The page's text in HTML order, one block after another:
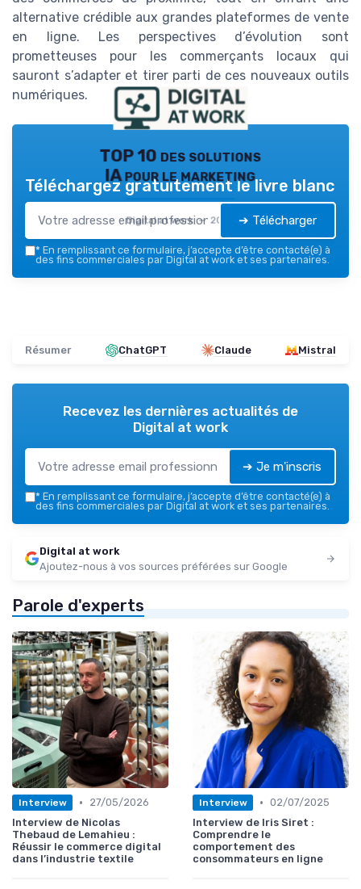
alternative crédible aux grandes plateformes de vente
en ligne. Les perspectives d’évolution sont
prometteuses pour les commerçants locaux qui
sauront s’adapter et tirer parti de ces nouveaux outils
numériques.
TOP 10 des solutions
IA pour le marketing
Digital at work — 2026
Téléchargez gratuitement le livre blanc
➔ Télécharger
* En remplissant ce formulaire, j’accepte d’être contacté(e) à
des fins commerciales par Digital at work et ses partenaires.
Résumer ChatGPT Claude Mistral
Recevez les dernières actualités de
Digital at work
➔ Je m'inscris
* En remplissant ce formulaire, j’accepte d’être contacté(e) à
des fins commerciales par Digital at work et ses partenaires.
Digital at work
Ajoutez-nous à vos sources préférées sur Google
Parole d'experts
Interview •
27/05/2026
Interview de Nicolas
Thebaud de Lemahieu :
Réussir le commerce digital
dans l’industrie textile
Interview • 02/07/2025
Interview de Iris Siret :
Comprendre le
comportement des
consommateurs en ligne